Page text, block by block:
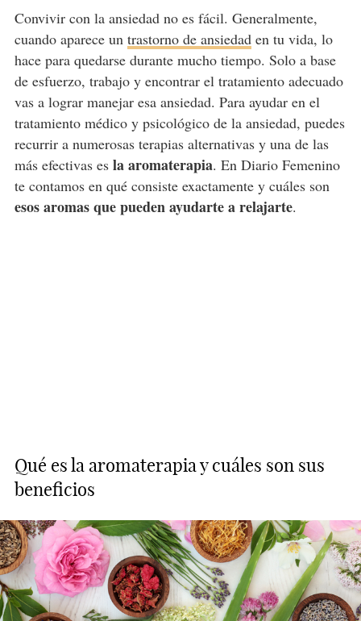
Convivir con la ansiedad no es fácil. Generalmente,
cuando aparece un trastorno de ansiedaden tu vida, lo
hace para quedarse durante mucho tiempo. Solo a base
de esfuerzo, trabajo y encontrar el tratamiento adecuado
vas a lograr manejar esa ansiedad. Para ayudar en el
tratamiento médico y psicológico de la ansiedad, puedes
recurrir a numerosas terapias alternativas y una de las
más efectivas es la aromaterapia. En Diario Femenino
te contamos en qué consiste exactamente y cuáles son
esos aromas que pueden ayudarte a relajarte.
Qué es la aromaterapia y cuáles son sus
beneficios